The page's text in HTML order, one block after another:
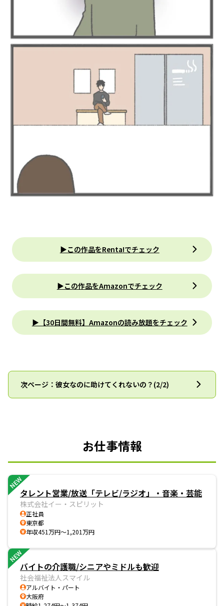
▶この作品をRenta!でチェック
▶この作品をAmazonでチェック
▶【30日間無料】Amazonの読み放題をチェック
次ページ：彼女なのに助けてくれないの？(2/2)
お仕事情報
NEW
タレント営業/放送「テレビ/ラジオ」・音楽・芸能
株式会社イー・スピリット
正社員
東京都
年収451万円～1,201万円
NEW
バイトの介護職/シニアやミドルも歓迎
社会福祉法人スマイル
アルバイト・パート
大阪府